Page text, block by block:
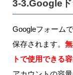
3-3.Googleド
Googleフォーム
保存されます。
トで使用できる